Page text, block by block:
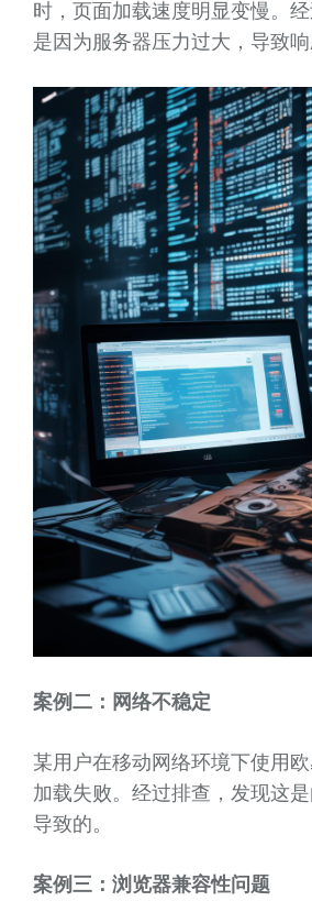
时，页面加载速度明显变慢。
是因为服务器压力过大，导致响
案例二：网络不稳定
某用户在移动网络环境下使用
加载失败。经过排查，发现这
导致的。
案例三：浏览器兼容性问题